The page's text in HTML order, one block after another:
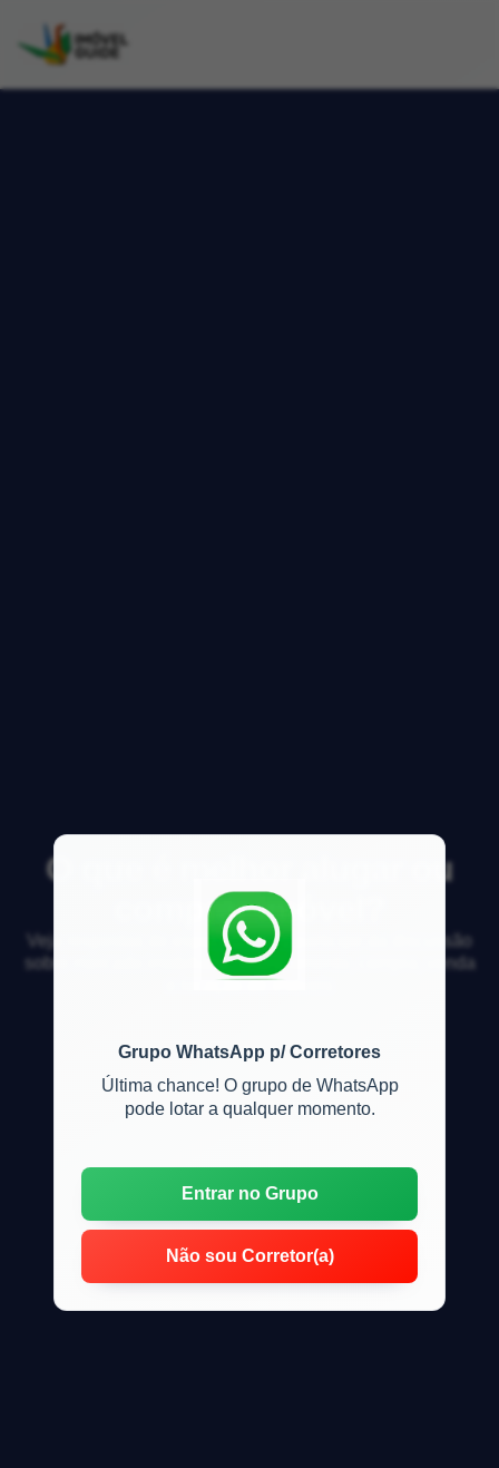
Grupo WhatsApp p/ Corretores
Última chance! O grupo de WhatsApp
pode lotar a qualquer momento.
Entrar no Grupo
Não sou Corretor(a)
O que é melhor alugar ou
comprar imóvel?
Veja respostas de especialistas e participe da discussão
sobre mercado imobiliário, financiamento, compra, venda
e locação de imóveis